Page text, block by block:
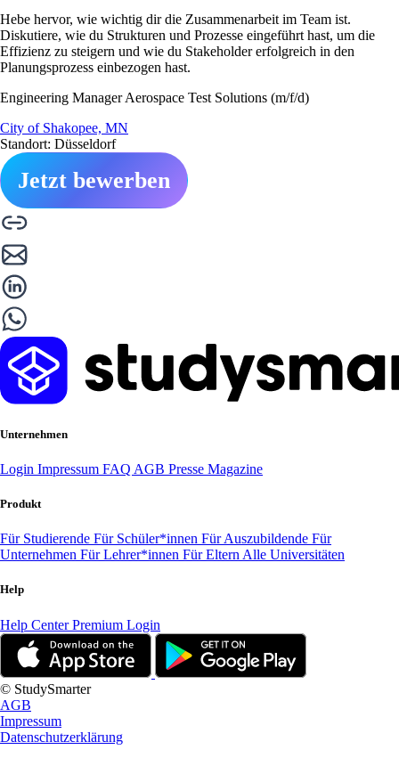
Hebe hervor, wie wichtig dir die Zusammenarbeit im Team ist.
Diskutiere, wie du Strukturen und Prozesse eingeführt hast, um die
Effizienz zu steigern und wie du Stakeholder erfolgreich in den
Planungsprozess einbezogen hast.
Engineering Manager Aerospace Test Solutions (m/f/d)
City of Shakopee, MN
Standort: Düsseldorf
Jetzt bewerben
Unternehmen
Login Impressum FAQ AGB Presse Magazine
Produkt
Für Studierende Für Schüler*innen Für Auszubildende Für
Unternehmen Für Lehrer*innen Für Eltern Alle Universitäten
Help
Help CenterPremium Login
© StudySmarter
AGB
Impressum
Datenschutzerklärung